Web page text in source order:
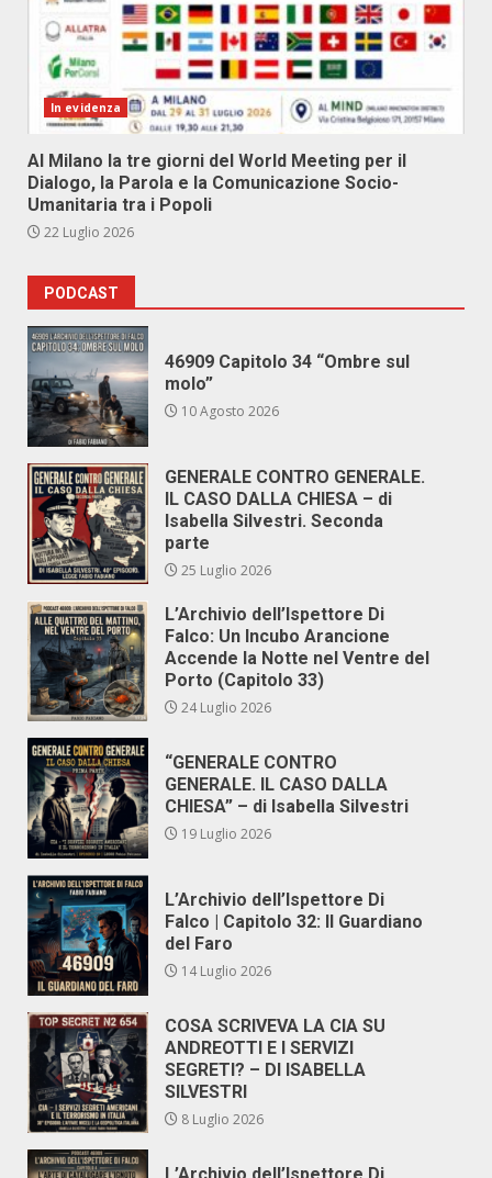
In evidenza
Al Milano la tre giorni del World Meeting per il
Dialogo, la Parola e la Comunicazione Socio-
Umanitaria tra i Popoli
22 Luglio 2026
PODCAST
46909 Capitolo 34 “Ombre sul
molo”
10 Agosto 2026
GENERALE CONTRO GENERALE.
IL CASO DALLA CHIESA – di
Isabella Silvestri. Seconda
parte
25 Luglio 2026
L’Archivio dell’Ispettore Di
Falco: Un Incubo Arancione
Accende la Notte nel Ventre del
Porto (Capitolo 33)
24 Luglio 2026
“GENERALE CONTRO
GENERALE. IL CASO DALLA
CHIESA” – di Isabella Silvestri
19 Luglio 2026
L’Archivio dell’Ispettore Di
Falco | Capitolo 32: Il Guardiano
del Faro
14 Luglio 2026
COSA SCRIVEVA LA CIA SU
ANDREOTTI E I SERVIZI
SEGRETI? – DI ISABELLA
SILVESTRI
8 Luglio 2026